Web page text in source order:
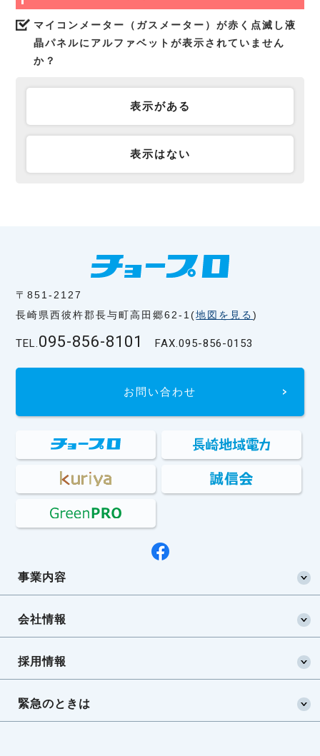
マイコンメーター（ガスメーター）が赤く点滅し液
晶パネルにアルファベットが表示されていません
か？
表示がある
表示はない
〒851-2127
長崎県西彼杵郡長与町高田郷62-1(地図を見る)
TEL.095-856-8101 FAX.095-856-0153
お問い合わせ
事業内容
会社情報
採用情報
緊急のときは